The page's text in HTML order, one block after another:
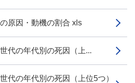
因・動機の割合 xls
の年代別の死因（上...
の年代別の死因（上位5つ）